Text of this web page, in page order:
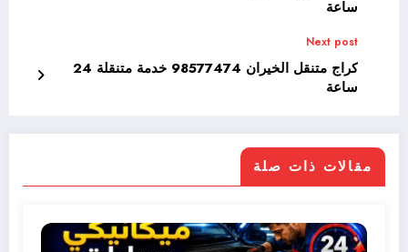
ساعة
Next post
كراج متنقل الخيران 98577474 خدمة متنقلة 24
ساعة
مقالات ذات صلة